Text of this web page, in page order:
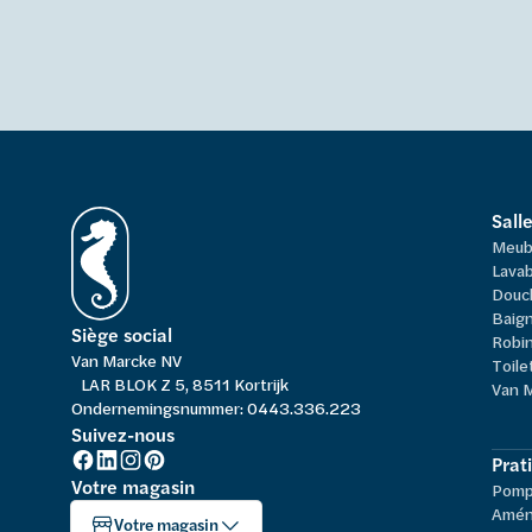
Siège social
Van Marcke NV
LAR BLOK Z 5, 8511 Kortrijk
Ondernemingsnummer: 0443.336.223
Suivez-nous
Votre magasin
Votre magasin
Van